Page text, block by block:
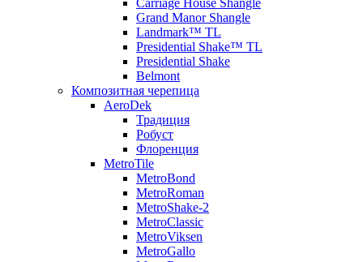
Carriage House Shangle
Grand Manor Shangle
Landmark™ TL
Presidential Shake™ TL
Presidential Shake
Belmont
Композитная черепица
AeroDek
Традиция
Робуст
Флоренция
MetroTile
MetroBond
MetroRoman
MetroShake-2
MetroClassic
MetroViksen
MetroGallo